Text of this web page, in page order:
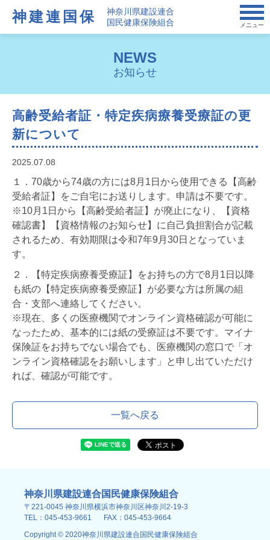
神建連国保
神奈川県建設連合
国民健康保険組合
メニュー
NEWS
お知らせ
高齢受給者証・特定疾病療養受療証の更
新について
2025.07.08
１．70歳から74歳の方には8月1日から使用できる【高齢
受給者証】をご自宅にお送りします。申請は不要です。
※10月1日から【高齢受給者証】が廃止になり、【資格
確認書】【資格情報のお知らせ】に自己負担割合が記載
されるため、有効期限は令和7年9月30日となっていま
す。
２．【特定疾病療養受療証】をお持ちの方で8月1日以降
も紙の【特定疾病療養受療証】が必要な方は所属の組
合・支部へ連絡してください。
※現在、多くの医療機関でオンライン資格確認が可能に
なったため、基本的には紙の受療証は不要です。マイナ
保険証をお持ちでない場合でも、医療機関の窓口で「オ
ンライン資格確認をお願いします」と申し出ていただけ
れば、確認が可能です。
一覧へ戻る
神奈川県建設連合国民健康保険組合
〒221-0045 神奈川県横浜市神奈川区神奈川2-19-3
TEL：045-453-9661
FAX：045-453-9664
Copyright © 2020神奈川県建設連合国民健康保険組合